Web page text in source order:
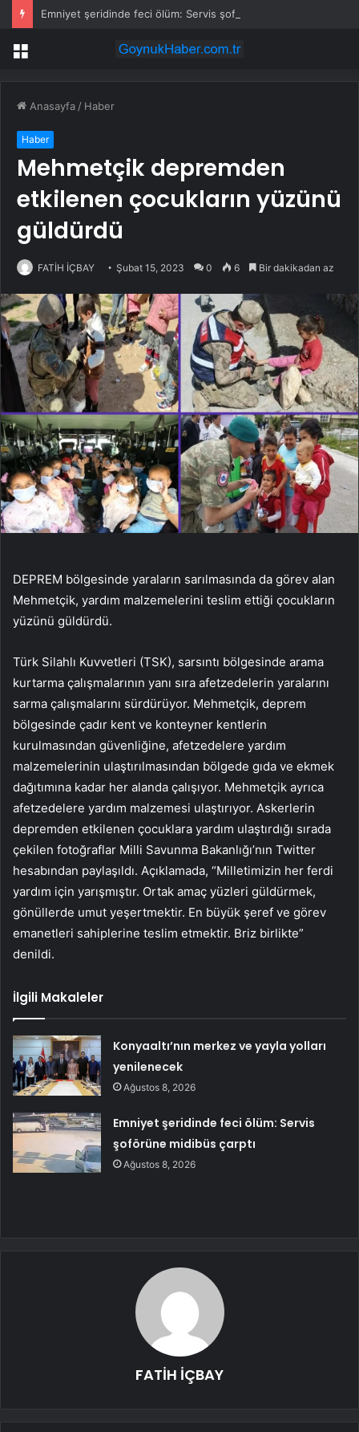
Menü
Anasayfa / Haber
Haber
Mehmetçik depremden
etkilenen çocukların yüzünü
güldürdü
FATİH İÇBAY Şubat 15, 2023 0 6 Bir dakikadan az
DEPREM bölgesinde yaraların sarılmasında da görev alan
Mehmetçik, yardım malzemelerini teslim ettiği çocukların
yüzünü güldürdü.
Türk Silahlı Kuvvetleri (TSK), sarsıntı bölgesinde arama
kurtarma çalışmalarının yanı sıra afetzedelerin yaralarını
sarma çalışmalarını sürdürüyor. Mehmetçik, deprem
bölgesinde çadır kent ve konteyner kentlerin
kurulmasından güvenliğine, afetzedelere yardım
malzemelerinin ulaştırılmasından bölgede gıda ve ekmek
dağıtımına kadar her alanda çalışıyor. Mehmetçik ayrıca
afetzedelere yardım malzemesi ulaştırıyor. Askerlerin
depremden etkilenen çocuklara yardım ulaştırdığı sırada
çekilen fotoğraflar Milli Savunma Bakanlığı’nın Twitter
hesabından paylaşıldı. Açıklamada, “Milletimizin her ferdi
yardım için yarışmıştır. Ortak amaç yüzleri güldürmek,
gönüllerde umut yeşertmektir. En büyük şeref ve görev
emanetleri sahiplerine teslim etmektir. Briz birlikte”
denildi.
İlgili Makaleler
Konyaaltı’nın merkez ve yayla yolları
yenilenecek
Ağustos 8, 2026
Emniyet şeridinde feci ölüm: Servis
şoförüne midibüs çarptı
Ağustos 8, 2026
FATİH İÇBAY